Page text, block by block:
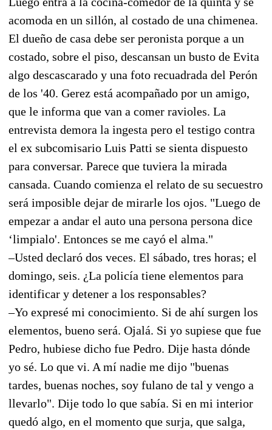
acomoda en un sillón, al costado de una chimenea.
El dueño de casa debe ser peronista porque a un
costado, sobre el piso, descansan un busto de Evita
algo descascarado y una foto recuadrada del Perón
de los '40. Gerez está acompañado por un amigo,
que le informa que van a comer ravioles. La
entrevista demora la ingesta pero el testigo contra
el ex subcomisario Luis Patti se sienta dispuesto
para conversar. Parece que tuviera la mirada
cansada. Cuando comienza el relato de su secuestro
será imposible dejar de mirarle los ojos. "Luego de
empezar a andar el auto una persona persona dice
‘limpialo'. Entonces se me cayó el alma."
–Usted declaró dos veces. El sábado, tres horas; el
domingo, seis. ¿La policía tiene elementos para
identificar y detener a los responsables?
–Yo expresé mi conocimiento. Si de ahí surgen los
elementos, bueno será. Ojalá. Si yo supiese que fue
Pedro, hubiese dicho fue Pedro. Dije hasta dónde
yo sé. Lo que vi. A mí nadie me dijo "buenas
tardes, buenas noches, soy fulano de tal y vengo a
llevarlo". Dije todo lo que sabía. Si en mi interior
quedó algo, en el momento que surja, que salga,